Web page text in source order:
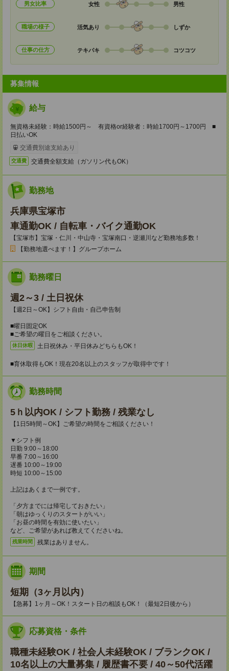
男女比率 女性 男性
職場の様子 活気あり しずか
仕事の仕方 テキパキ コツコツ
募集情報
給与
無資格未経験：時給1500円～ 有資格or経験者：時給1700円～1700円 ■
日払いOK
交通費別途支給あり
交通費 交通費全額支給（ガソリン代もOK）
勤務地
兵庫県宝塚市
車通勤OK / 自転車・バイク通勤OK
【宝塚市】宝塚・仁川・中山寺・宝塚南口・逆瀬川など勤務地多数！
【勤務地選べます！】グループホーム
勤務曜日
週2～3 / 土日祝休
【週2日～OK】シフト自由・自己申告制
■曜日固定OK
■ご希望の曜日をご相談ください。
休日休暇 土日祝休み・平日休みどちらもOK！
■育休取得もOK！現在20名以上のスタッフが取得中です！
勤務時間
5ｈ以内OK / シフト勤務 / 残業なし
【1日5時間～OK】ご希望の時間をご相談ください！
▼シフト例
日勤 9:00～18:00
早番 7:00～16:00
遅番 10:00～19:00
時短 10:00～15:00
上記はあくまで一例です。
「夕方までには帰宅しておきたい」
「朝はゆっくりのスタートがいい」
「お昼の時間を有効に使いたい」
など、ご希望があれば教えてくださいね。
残業時間 残業はありません。
期間
短期（3ヶ月以内）
【急募】1ヶ月～OK！スタート日の相談もOK！（最短2日後から）
応募資格・条件
職種未経験OK / 社会人未経験OK / ブランクOK /
10名以上の大量募集 / 履歴書不要 / 40～50代活躍